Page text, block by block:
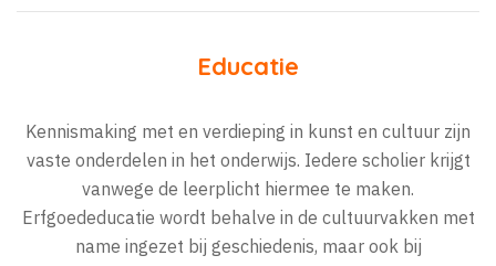
Educatie
Kennismaking met en verdieping in kunst en cultuur zijn
vaste onderdelen in het onderwijs. Iedere scholier krijgt
vanwege de leerplicht hiermee te maken.
Erfgoededucatie wordt behalve in de cultuurvakken met
name ingezet bij geschiedenis, maar ook bij